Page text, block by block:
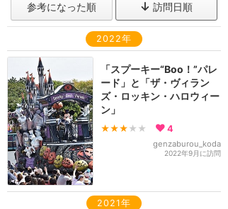
参考になった順 訪問日順
2022年
「スプーキー“Boo！”パレ
ード」と「ザ・ヴィラン
ズ・ロッキン・ハロウィー
ン」
★★★ ★★ 4
genzaburou_koda
2022年9月に訪問
2021年